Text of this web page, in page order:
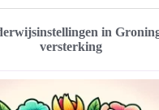
in
versterking